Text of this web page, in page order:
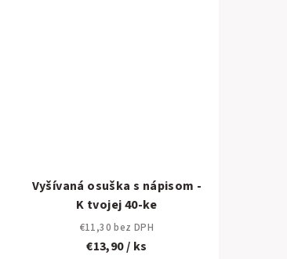
Vyšívaná osuška s nápisom -
K tvojej 40-ke
€11,30 bez DPH
€13,90/ ks